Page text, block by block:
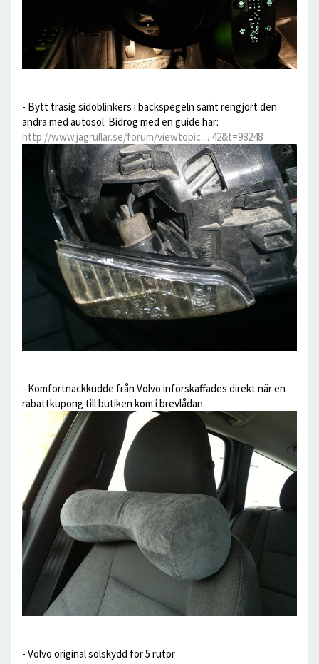
- Bytt trasig sidoblinkers i backspegeln samt rengjort den
andra med autosol. Bidrog med en guide här:
http://www.jagrullar.se/forum/viewtopic ... 42&t=98248
- Komfortnackkudde från Volvo införskaffades direkt när en
rabattkupong till butiken kom i brevlådan
- Volvo original solskydd för 5 rutor